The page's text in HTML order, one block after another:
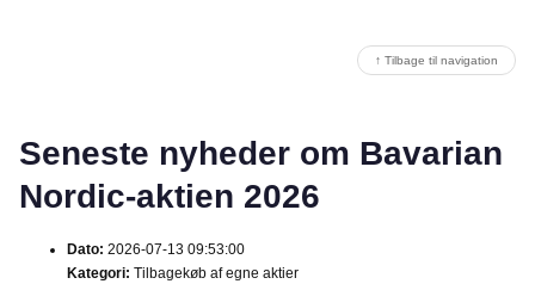
↑ Tilbage til navigation
Seneste nyheder om Bavarian
Nordic-aktien 2026
Dato: 2026-07-13 09:53:00
Kategori: Tilbagekøb af egne aktier